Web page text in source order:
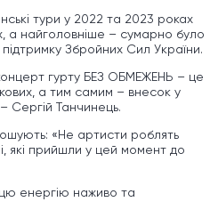
тури у 2022 та 2023 роках
а найголовніше – сумарно було
Збройних Сил України.
гурту БЕЗ ОБМЕЖЕНЬ – це
а тим самим – внесок у
Сергій Танчинець.
«Не артисти роблять
які прийшли у цей момент до
енергію наживо та